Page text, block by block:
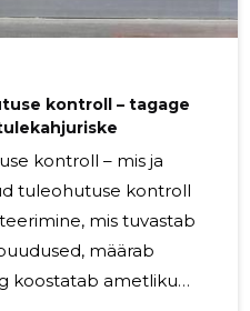
kontroll – tagage
kontroll – mis ja
mis tuvastab
määrab
koostatab ametliku